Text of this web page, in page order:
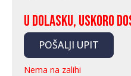
U dolasku, uskoro
POŠALJI UPIT
Nema na zalihi